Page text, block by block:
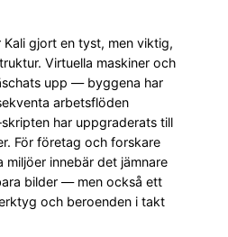
Kali gjort en tyst, men viktig,
Virtuella maskiner och
upp — byggena har
arbetsflöden
har uppgraderats till
För företag och forskare
miljöer innebär det jämnare
bilder — men också ett
och beroenden i takt